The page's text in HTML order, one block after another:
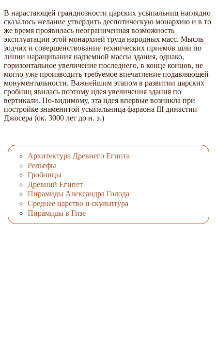
В нарастающей грандиозности царских усыпальниц наглядно
сказалось желание утвердить деспотическую монархию и в то
же время проявилась неограниченная возможность
эксплуатации этой монархией труда народных масс. Мысль
зодчих и совершенствование технических приемов шли по
линии наращивания надземной массы здания, однако,
горизонтальное увеличение последнего, в конце концов, не
могло уже производить требуемое впечатление подавляющей
монументальности. Важнейшим этапом в развитии царских
гробниц явилась поэтому идея увеличения здания по
вертикали. По-видимому, эта идея впервые возникла при
постройке знаменитой усыпальница фараона III династии
Джосера (ок. 3000 лет до н. э.)
Архитектура Древнего Египта
Рельефы
Гробницы
Древний Египет
Пирамиды Александра Голода
Среднее царство и скульптура
Пирамиды в Гизе